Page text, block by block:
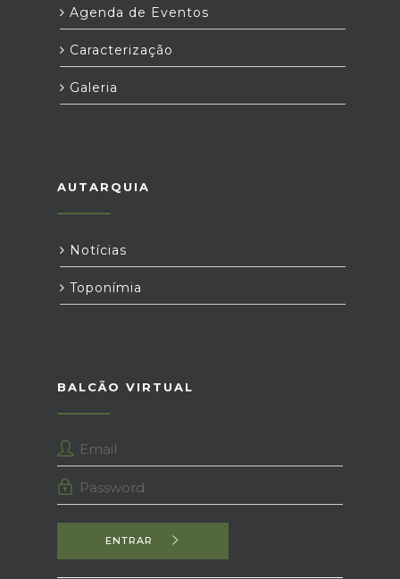
Agenda de Eventos
Caracterização
Galeria
AUTARQUIA
Notícias
Toponímia
BALCÃO VIRTUAL
ENTRAR